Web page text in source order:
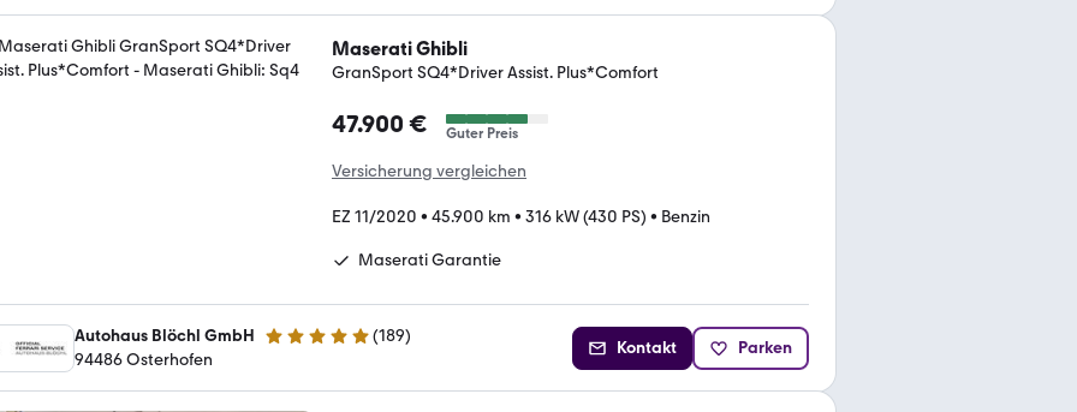
Maserati Ghibli
GranSport SQ4*Driver Assist. Plus*Comfort
47.900 € Guter Preis
Versicherung vergleichen
EZ 11/2020 • 45.900 km • 316 kW (430 PS) • Benzin
Maserati Garantie
Autohaus Blöchl GmbH 4.9 Sterne (189)
94486 Osterhofen
Kontakt Parken